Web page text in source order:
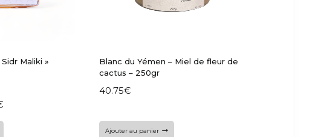
Maliki »
Blanc du Yémen – Miel de fleur de
cactus – 250gr
40.75€
Ajouter au panier